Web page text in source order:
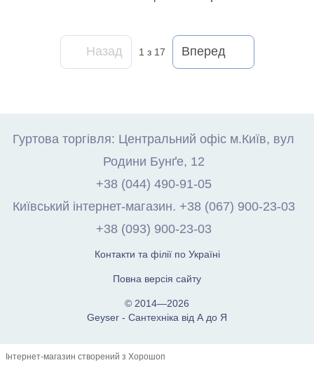
Назад 1 з 17 Вперед
Гуртова торгівля: Центральний офіс м.Київ, вул
Родини Бунґе, 12
+38 (044) 490-91-05
Київський інтернет-магазин. +38 (067) 900-23-03
+38 (093) 900-23-03
Контакти та філії по Україні
Повна версія сайту
© 2014—2026
Geyser - Сантехніка від А до Я
Інтернет-магазин створений з Хорошоп